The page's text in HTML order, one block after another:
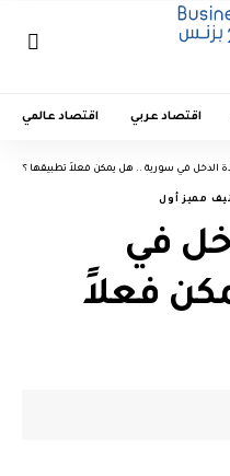
اقتصاد عربي اقتصاد عالمي
الدخل في سورية .. هل يمكن فعلاً تطبيقها ؟؟
مميز أول
في
فعلاً